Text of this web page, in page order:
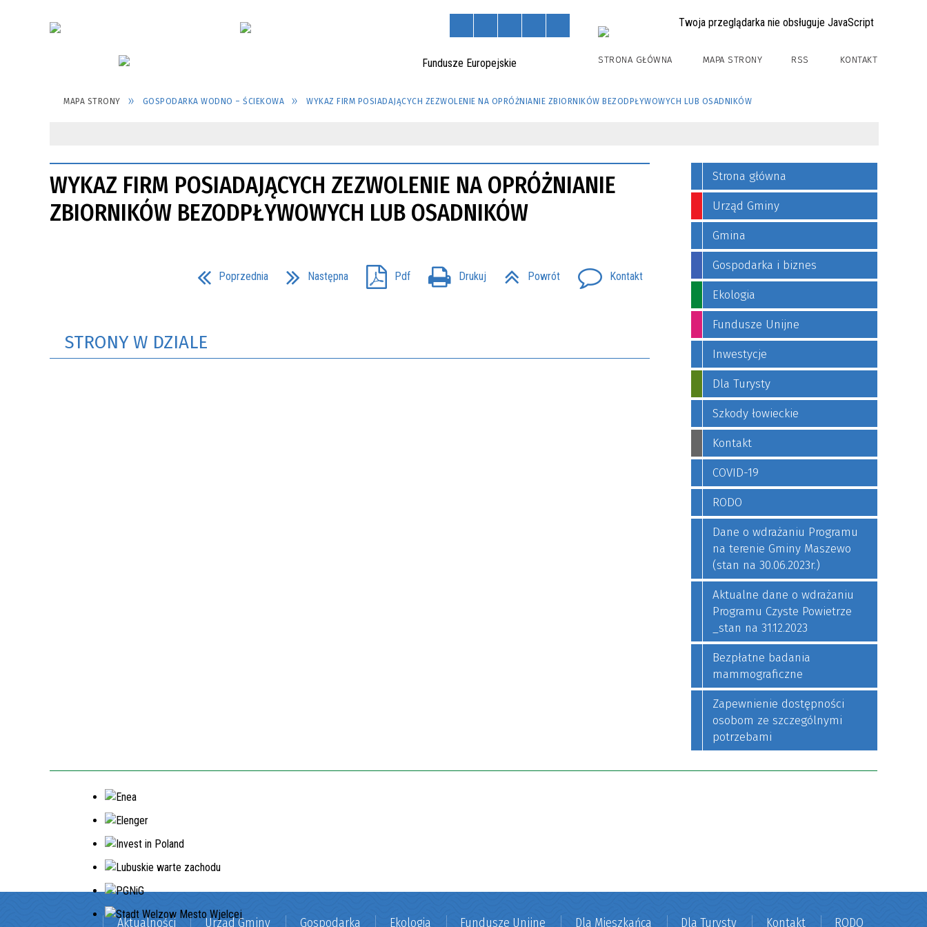
Twoja przeglądarka nie obsługuje JavaScript
STRONA GŁÓWNA MAPA STRONY RSS KONTAKT
MAPA STRONY GOSPODARKA WODNO – ŚCIEKOWA WYKAZ FIRM POSIADAJĄCYCH ZEZWOLENIE NA OPRÓŻNIANIE ZBIORNIKÓW BEZODPŁYWOWYCH LUB OSADNIKÓW
WYKAZ FIRM POSIADAJĄCYCH ZEZWOLENIE NA OPRÓŻNIANIE
ZBIORNIKÓW BEZODPŁYWOWYCH LUB OSADNIKÓW
Poprzednia Następna Pdf Drukuj Powrót Kontakt
STRONY W DZIALE
Strona główna
Urząd Gminy
Gmina
Gospodarka i biznes
Ekologia
Fundusze Unijne
Inwestycje
Dla Turysty
Szkody łowieckie
Kontakt
COVID-19
RODO
Dane o wdrażaniu Programu
na terenie Gminy Maszewo
(stan na 30.06.2023r.)
Aktualne dane o wdrażaniu
Programu Czyste Powietrze
_stan na 31.12.2023
Bezpłatne badania
mammograficzne
Zapewnienie dostępności
osobom ze szczególnymi
potrzebami
Aktualności Urząd Gminy Gospodarka Ekologia Fundusze Unijne Dla Mieszkańca Dla Turysty Kontakt RODO